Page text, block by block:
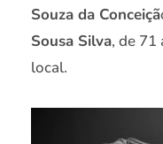
Souza da Conceiçã
Sousa Silva, de 71
local.